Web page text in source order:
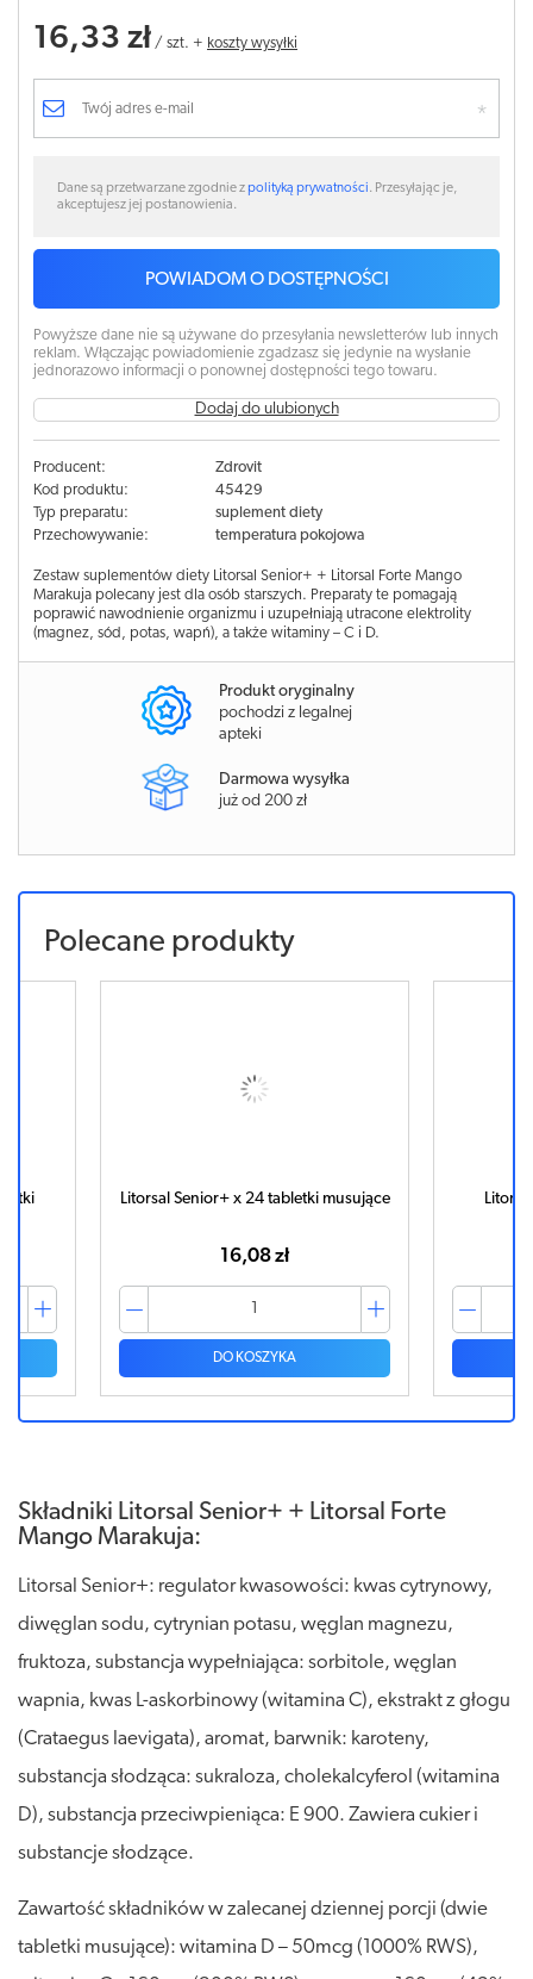
16,33 zł / szt. + koszty wysyłki
Dane są przetwarzane zgodnie zpolityką prywatności. Przesyłając je,
akceptujesz jej postanowienia.
POWIADOM O DOSTĘPNOŚCI
Powyższe dane nie są używane do przesyłania newsletterów lub innych
reklam. Włączając powiadomienie zgadzasz się jedynie na wysłanie
jednorazowo informacji o ponownej dostępności tego towaru.
Dodaj do ulubionych
Producent:
Zdrovit
Kod produktu:
45429
Typ preparatu:
suplement diety
Przechowywanie:
temperatura pokojowa
Zestaw suplementów diety Litorsal Senior+ + Litorsal Forte Mango
Marakuja polecany jest dla osób starszych. Preparaty te pomagają
poprawić nawodnienie organizmu i uzupełniają utracone elektrolity
(magnez, sód, potas, wapń), a także witaminy – C i D.
Produkt oryginalny
pochodzi z legalnej
apteki
Darmowa wysyłka
już od 200 zł
Polecane produkty
Litorsal Senior+ x 24 tabletki musujące
16,08 zł
DO KOSZYKA
Składniki Litorsal Senior+ + Litorsal Forte
Mango Marakuja:
Litorsal Senior+: regulator kwasowości: kwas cytrynowy,
diwęglan sodu, cytrynian potasu, węglan magnezu,
fruktoza, substancja wypełniająca: sorbitole, węglan
wapnia, kwas L-askorbinowy (witamina C), ekstrakt z głogu
(Crataegus laevigata), aromat, barwnik: karoteny,
substancja słodząca: sukraloza, cholekalcyferol (witamina
D), substancja przeciwpieniąca: E 900. Zawiera cukier i
substancje słodzące.
Zawartość składników w zalecanej dziennej porcji (dwie
tabletki musujące): witamina D – 50mcg (1000% RWS),